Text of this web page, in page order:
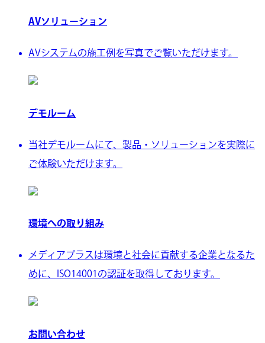
AVソリューション
AVシステムの施工例を写真でご覧いただけます。
デモルーム
当社デモルームにて、製品・ソリューションを実際に
ご体験いただけます。
環境への取り組み
メディアプラスは環境と社会に貢献する企業となるた
めに、ISO14001の認証を取得しております。
お問い合わせ